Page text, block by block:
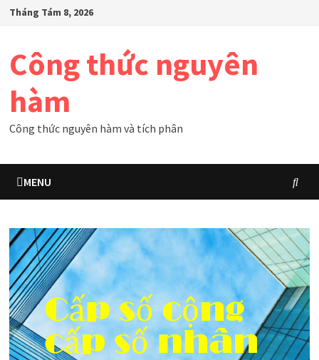
SkipTháng Tám 8, 2026
Công thức nguyên
hàm
Công thức nguyên hàm và tích phân
MENU